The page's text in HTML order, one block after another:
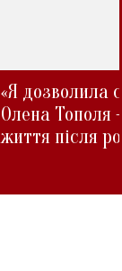
«Я дозволила
Олена Тополя
життя після